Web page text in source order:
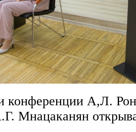
конференции А,Л.
Мнацаканян